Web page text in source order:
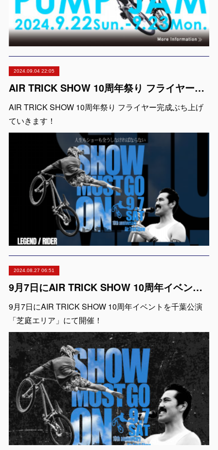
2024.09.04 22:05
AIR TRICK SHOW 10周年祭り フライヤー完成
AIR TRICK SHOW 10周年祭り フライヤー完成ぶち上げ
ていきます！
2024.08.27 06:51
9月7日にAIR TRICK SHOW 10周年イベントを千葉公演「芝庭エリア」にて開催！
9月7日にAIR TRICK SHOW 10周年イベントを千葉公演
「芝庭エリア」にて開催！